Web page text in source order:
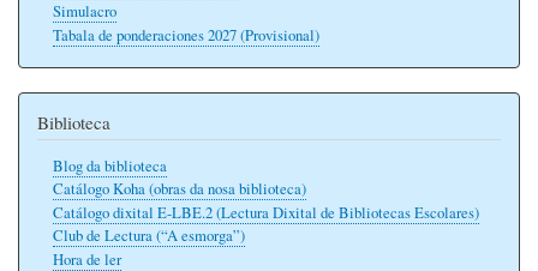
Simulacro
Tabala de ponderaciones 2027 (Provisional)
Biblioteca
Blog da biblioteca
Catálogo Koha (obras da nosa biblioteca)
Catálogo dixital E-LBE.2 (Lectura Dixital de Bibliotecas Escolares)
Club de Lectura (“A esmorga”)
Hora de ler